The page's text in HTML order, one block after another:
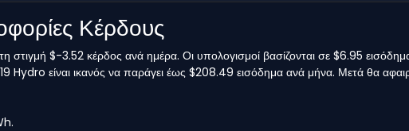
Κέρδους
$-3.52 κέρδος ανά ημέρα. Οι υπολογισμοί βασίζονται σε $6.95
Hydro είναι ικανός να παράγει έως $208.49 εισόδημα ανά μήνα. Μετά θα